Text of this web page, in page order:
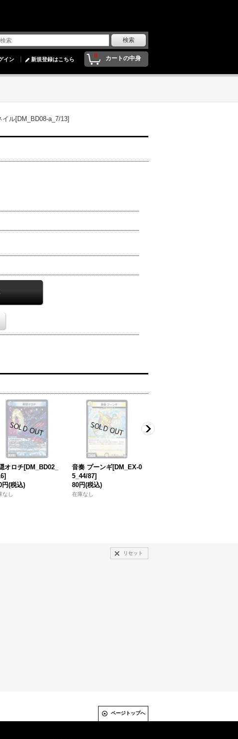
0 カートの中身
イン 新規登録はこちら
ル[DM_BD08-a_7/13]
オロチ[DM_BD02_
円(税込)
なし
音奏 プーンギ[DM_EX-0
5_44/87]
80円(税込)
在庫なし
リセット
ページトップへ